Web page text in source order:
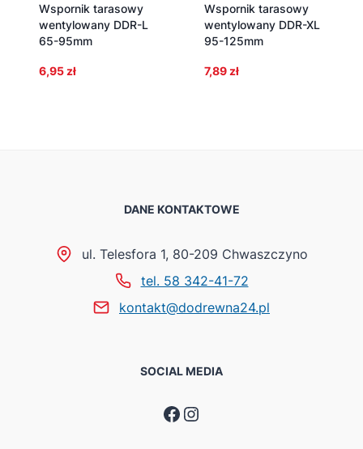
Wspornik tarasowy
wentylowany DDR-L
65-95mm
6,95zł
Wspornik tarasowy
wentylowany DDR-XL
95-125mm
7,89zł
DANE KONTAKTOWE
ul. Telesfora 1, 80-209 Chwaszczyno
tel. 58 342-41-72
kontakt@dodrewna24.pl
SOCIAL MEDIA
Facebook
Instagram